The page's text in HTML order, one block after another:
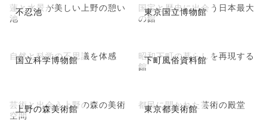
不忍池
蓮と水景が美しい上野の憩い
池
東京国立博物館
国宝と歴史に出会う日本最大
の館
国立科学博物館
自然と科学の不思議を体感 下町風俗資料館
昭和下町の暮らしを再現する
館
上野の森美術館
芸術と出会う上野の森の美術
空間
東京都美術館
都民に開かれた芸術の殿堂